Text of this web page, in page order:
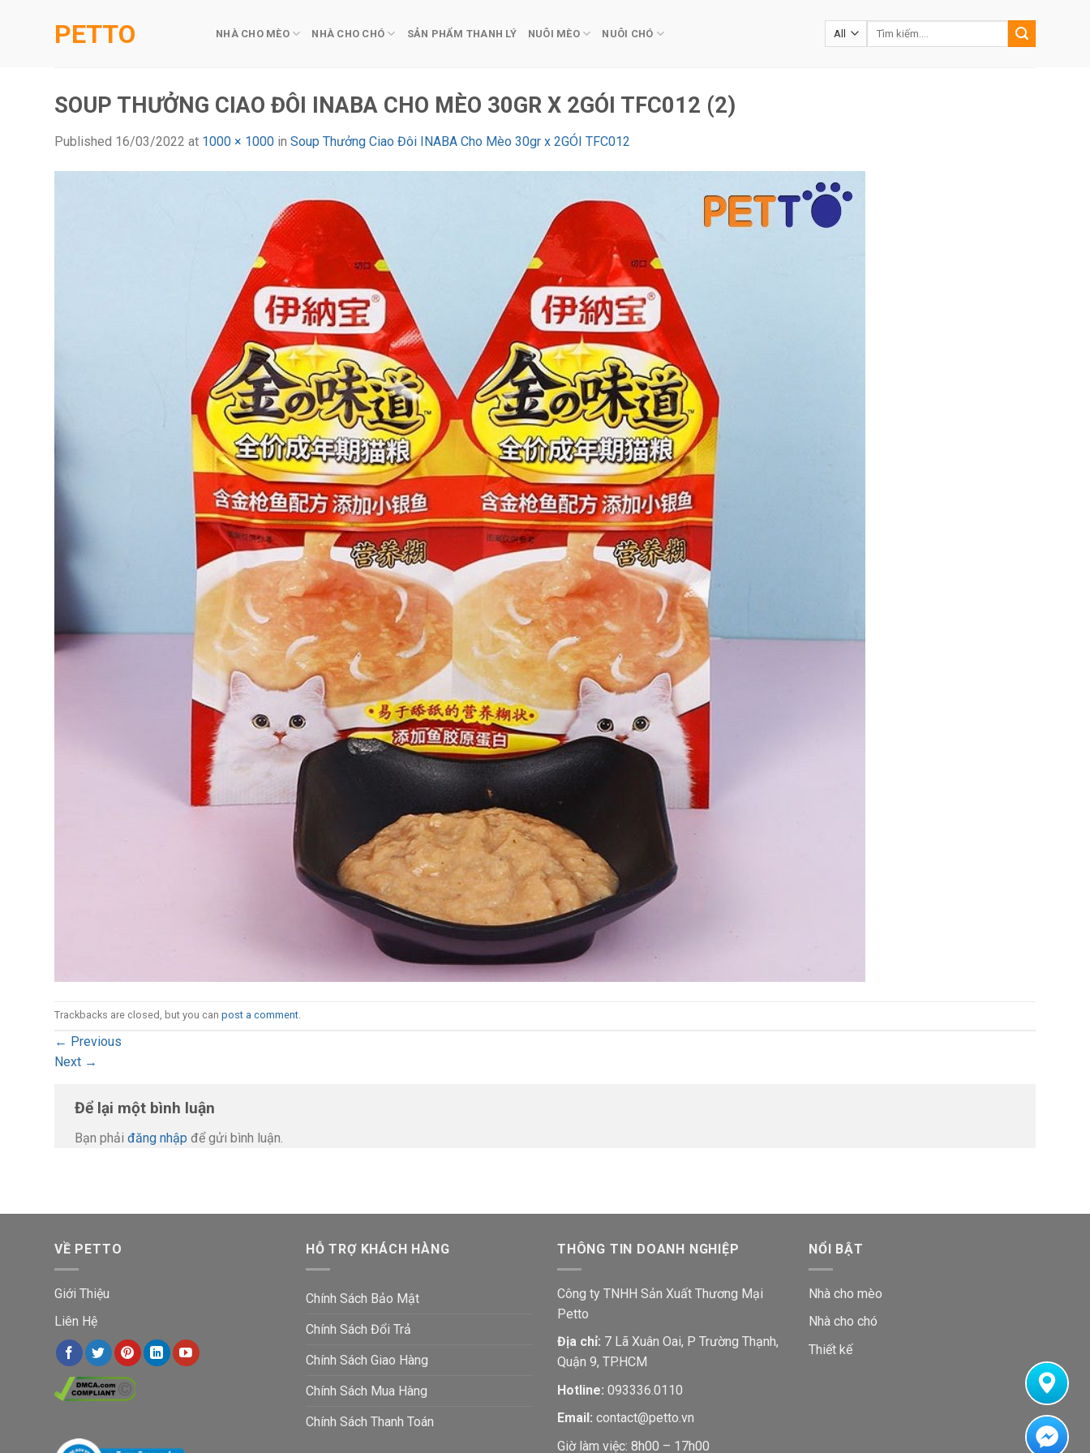
PETTO NHÀ CHO MÈO NHÀ CHO CHÓ SẢN PHẨM THANH LÝ NUÔI MÈO NUÔI CHÓ
Tìm
SOUP THƯỞNG CIAO ĐÔI INABA CHO MÈO 30GR X 2GÓI TFC012 (2)
Published 16/03/2022 at 1000 × 1000 in Soup Thưởng Ciao Đôi INABA Cho Mèo 30gr x 2GÓI TFC012
Trackbacks are closed, but you can post a comment
← Previous
Next →
Để lại một bình luận
Bạn phải đăng nhập để gửi bình luận.
VỀ PETTO
Giới Thiệu
Liên Hệ
HỖ TRỢ KHÁCH HÀNG
Chính Sách Bảo Mật
Chính Sách Đổi Trả
Chính Sách Giao Hàng
Chính Sách Mua Hàng
Chính Sách Thanh Toán
THÔNG TIN DOANH NGHIỆP
Công ty TNHH Sản Xuất Thương Mại
Petto
Địa chỉ: 7 Lã Xuân Oai, P Trường Thạnh,
Quận 9, TP.HCM
Hotline: 093336.0110
Email: contact@petto.vn
Giờ làm việc: 8h00 – 17h00
NỔI BẬT
Nhà cho mèo
Nhà cho chó
Thiết kế